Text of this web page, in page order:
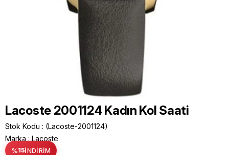
Lacoste 2001124 Kadın Kol Saati
Stok Kodu
(Lacoste-2001124)
Marka : Lacoste
%15İNDIRIM